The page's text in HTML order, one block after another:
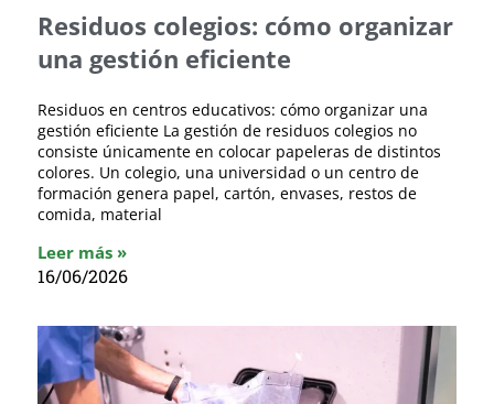
Residuos colegios: cómo organizar
una gestión eficiente
Residuos en centros educativos: cómo organizar una
gestión eficiente La gestión de residuos colegios no
consiste únicamente en colocar papeleras de distintos
colores. Un colegio, una universidad o un centro de
formación genera papel, cartón, envases, restos de
comida, material
Leer más »
16/06/2026